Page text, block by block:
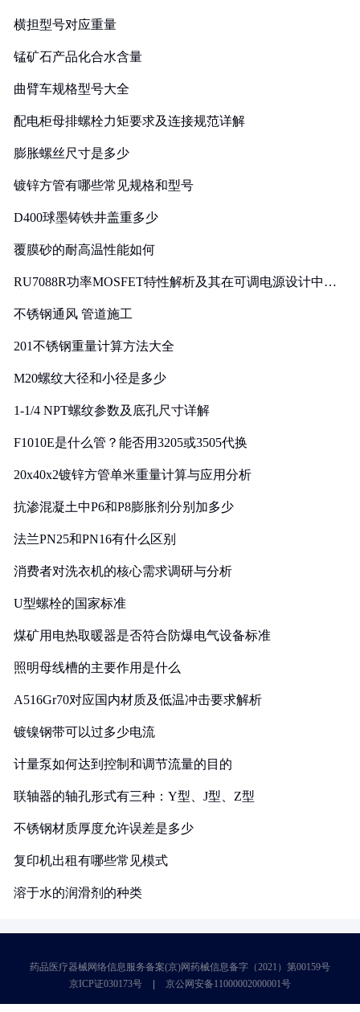
横担型号对应重量
锰矿石产品化合水含量
曲臂车规格型号大全
配电柜母排螺栓力矩要求及连接规范详解
膨胀螺丝尺寸是多少
镀锌方管有哪些常见规格和型号
D400球墨铸铁井盖重多少
覆膜砂的耐高温性能如何
RU7088R功率MOSFET特性解析及其在可调电源设计中的
不锈钢通风 管道施工
201不锈钢重量计算方法大全
M20螺纹大径和小径是多少
1-1/4 NPT螺纹参数及底孔尺寸详解
F1010E是什么管？能否用3205或3505代换
20x40x2镀锌方管单米重量计算与应用分析
抗渗混凝土中P6和P8膨胀剂分别加多少
法兰PN25和PN16有什么区别
消费者对洗衣机的核心需求调研与分析
U型螺栓的国家标准
煤矿用电热取暖器是否符合防爆电气设备标准
照明母线槽的主要作用是什么
A516Gr70对应国内材质及低温冲击要求解析
镀镍钢带可以过多少电流
计量泵如何达到控制和调节流量的目的
联轴器的轴孔形式有三种：Y型、J型、Z型
不锈钢材质厚度允许误差是多少
复印机出租有哪些常见模式
溶于水的润滑剂的种类
药品医疗器械网络信息服务备案(京)网药械信息备字（2021）第00159号
京ICP证030173号
京公网安备11000002000001号